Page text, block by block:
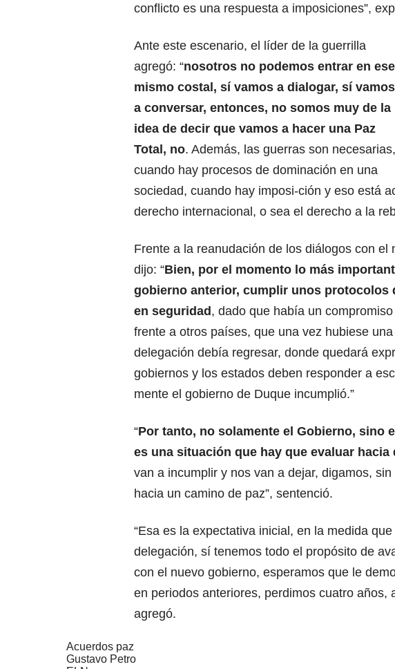
conflicto es una respuesta a imposiciones”,
Ante este escenario, el líder de la guerrilla
agregó: “nosotros no podemos entrar en ese
mismo costal, sí vamos a dialogar, sí vamos
a conversar, entonces, no somos muy de la
idea de decir que vamos a hacer una Paz
Total, no. Además, las guerras son necesarias,
cuando hay procesos de dominación en una
sociedad, cuando hay imposi-ción y eso está
derecho internacional, o sea el derecho a la
Frente a la reanudación de los diálogos con
dijo: “Bien, por el momento lo más
gobierno anterior, cumplir unos protocolos
en seguridad, dado que había un
frente a otros países, que una vez hubiese
delegación debía regresar, donde quedará
gobiernos y los estados deben responder a
mente el gobierno de Duque incumplió.”
“Por tanto, no solamente el Gobierno, sino
es una situación que hay que evaluar hacia
van a incumplir y nos van a dejar, digamos,
hacia un camino de paz”, sentenció.
“Esa es la expectativa inicial, en la medida
delegación, sí tenemos todo el propósito de
con el nuevo gobierno, esperamos que le
en periodos anteriores, perdimos cuatro años,
agregó.
Acuerdos paz
Gustavo Petro